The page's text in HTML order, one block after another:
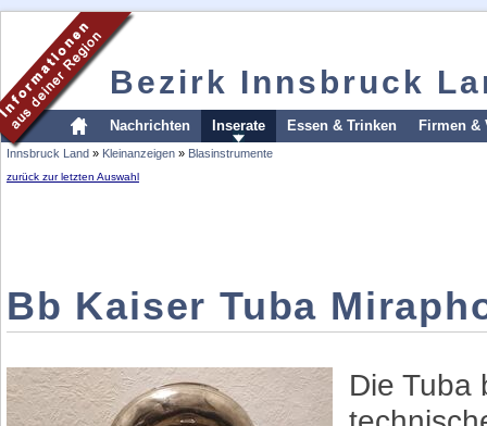
Bezirk Innsbruck
Nachrichten Inserate Essen & Trinken Firmen &
Innsbruck Land » Kleinanzeigen » Blasinstrumente
zurück zur letzten Auswahl
Bb Kaiser Tuba
Die Tuba